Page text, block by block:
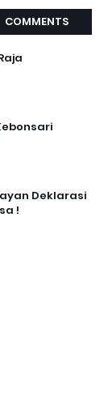
COMMENTS
Deklarasi
!